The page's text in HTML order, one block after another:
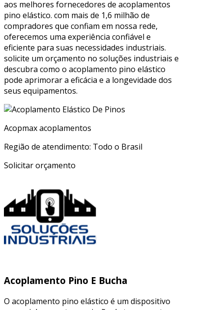
aos melhores fornecedores de acoplamentos
pino elástico. com mais de 1,6 milhão de
compradores que confiam em nossa rede,
oferecemos uma experiência confiável e
eficiente para suas necessidades industriais.
solicite um orçamento no soluções industriais e
descubra como o acoplamento pino elástico
pode aprimorar a eficácia e a longevidade dos
seus equipamentos.
Acopmax acoplamentos
Região de atendimento: Todo o Brasil
Solicitar orçamento
Acoplamento Pino E Bucha
O acoplamento pino elástico é um dispositivo